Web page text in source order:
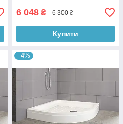
6 048 ₴ 6 300 ₴
Купити
–4%